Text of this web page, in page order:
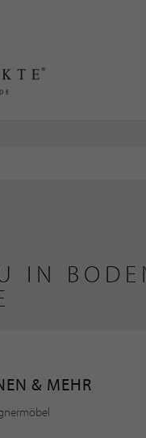
IN
& MEHR